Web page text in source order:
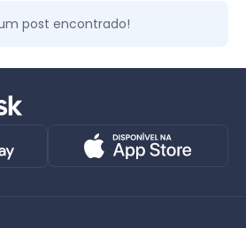
post encontrado!